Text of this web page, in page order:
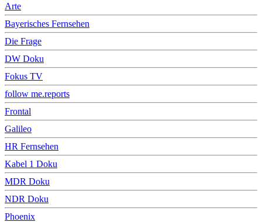
Arte
Bayerisches Fernsehen
Die Frage
DW Doku
Fokus TV
follow me.reports
Frontal
Galileo
HR Fernsehen
Kabel 1 Doku
MDR Doku
NDR Doku
Phoenix